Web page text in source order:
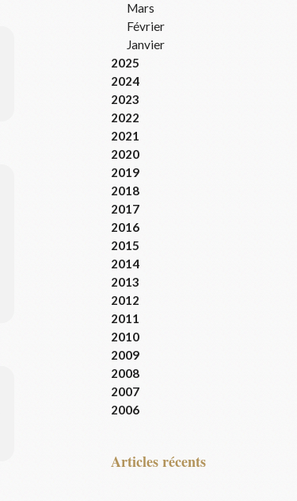
Mars
Février
Janvier
2025
2024
2023
2022
2021
2020
2019
2018
2017
2016
2015
2014
2013
2012
2011
2010
2009
2008
2007
2006
articles récents